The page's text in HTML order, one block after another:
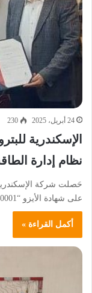
24 أبريل، 2025 230
الإسكندرية
نظام إدارة
حَصلت شركة
على شهادة الأيزو “ISO 50001 ” لنظام إدارة الطاقة. تعكس هذه…
أكمل القراءة »